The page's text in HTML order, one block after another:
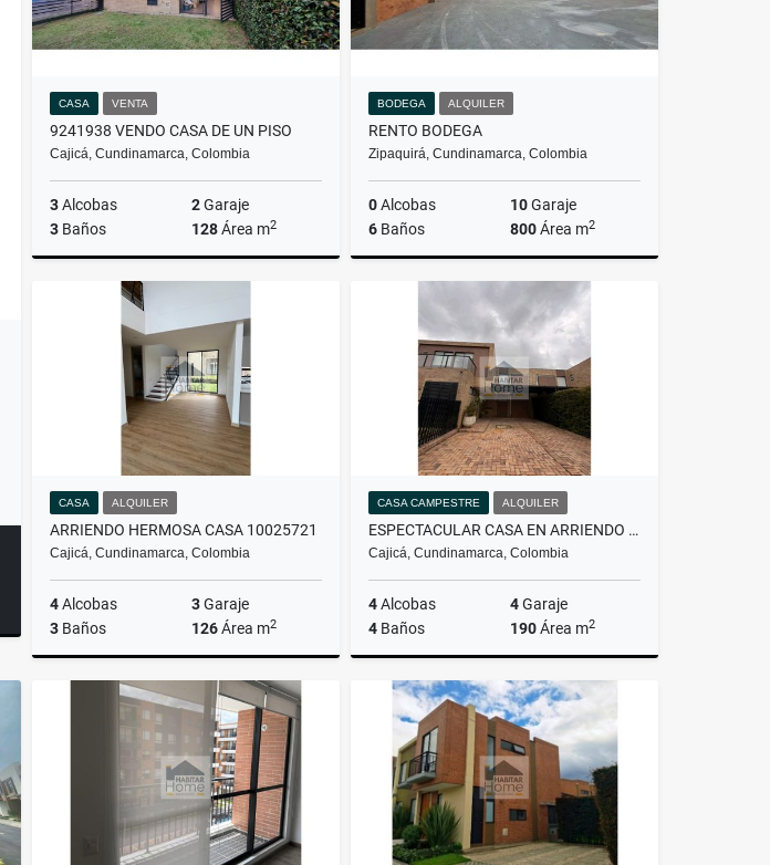
CASA VENTA
9241938 VENDO CASA DE UN PISO
Cajicá, Cundinamarca, Colombia
3Alcobas 2Garaje
3 Baños 128Área m2
BODEGA ALQUILER
RENTO BODEGA
Zipaquirá, Cundinamarca, Colombia
0Alcobas 10Garaje
6 Baños 800Área m2
Alquiler
$18.000.000
CASA ALQUILER
ARRIENDO HERMOSA CASA 10025721
Cajicá, Cundinamarca, Colombia
4Alcobas 3Garaje
3 Baños 126Área m2
Alquiler
$5.780.000
CASA CAMPESTRE ALQUILER
ESPECTACULAR CASA EN ARRIENDO UBICADA EN CAJICA
Cajicá, Cundinamarca, Colombia
4Alcobas 4Garaje
4 Baños 190Área m2
Alquiler